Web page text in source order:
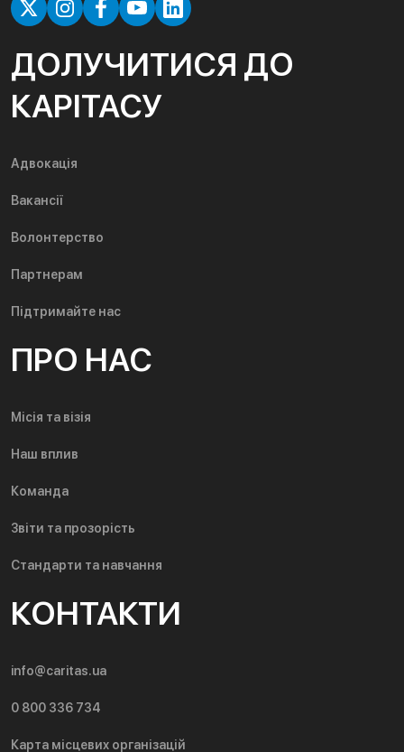
ДОЛУЧИТИСЯ ДО
КАРІТАСУ
Адвокація
Вакансії
Волонтерство
Партнерам
Підтримайте нас
ПРО НАС
Місія та візія
Наш вплив
Команда
Звіти та прозорість
Стандарти та навчання
КОНТАКТИ
info@caritas.ua
0 800 336 734
Карта місцевих організацій